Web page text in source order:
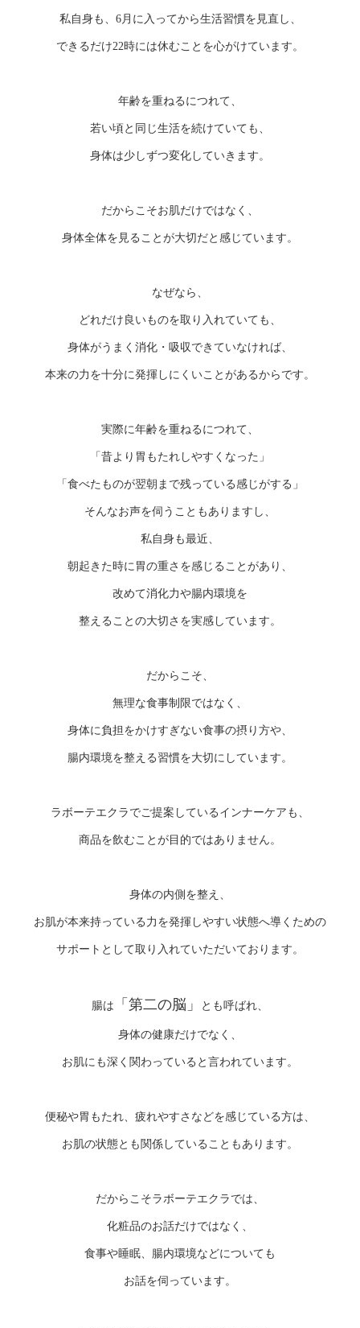
私自身も、6月に入ってから生活習慣を見直し、
できるだけ22時には休むことを心がけています。
年齢を重ねるにつれて、
若い頃と同じ生活を続けていても、
身体は少しずつ変化していきます。
だからこそお肌だけではなく、
身体全体を見ることが大切だと感じています。
なぜなら、
どれだけ良いものを取り入れていても、
身体がうまく消化・吸収できていなければ、
本来の力を十分に発揮しにくいことがあるからです。
実際に年齢を重ねるにつれて、
「昔より胃もたれしやすくなった」
「食べたものが翌朝まで残っている感じがする」
そんなお声を伺うこともありますし、
私自身も最近、
朝起きた時に胃の重さを感じることがあり、
改めて消化力や腸内環境を
整えることの大切さを実感しています。
だからこそ、
無理な食事制限ではなく、
身体に負担をかけすぎない食事の摂り方や、
腸内環境を整える習慣を大切にしています。
ラボーテエクラでご提案しているインナーケアも、
商品を飲むことが目的ではありません。
身体の内側を整え、
お肌が本来持っている力を発揮しやすい状態へ導くための
サポートとして取り入れていただいております。
腸は 「第二の脳」 とも呼ばれ、
身体の健康だけでなく、
お肌にも深く関わっていると言われています。
便秘や胃もたれ、疲れやすさなどを感じている方は、
お肌の状態とも関係していることもあります。
だからこそラボーテエクラでは、
化粧品のお話だけではなく、
食事や睡眠、腸内環境などについても
お話を伺っています。